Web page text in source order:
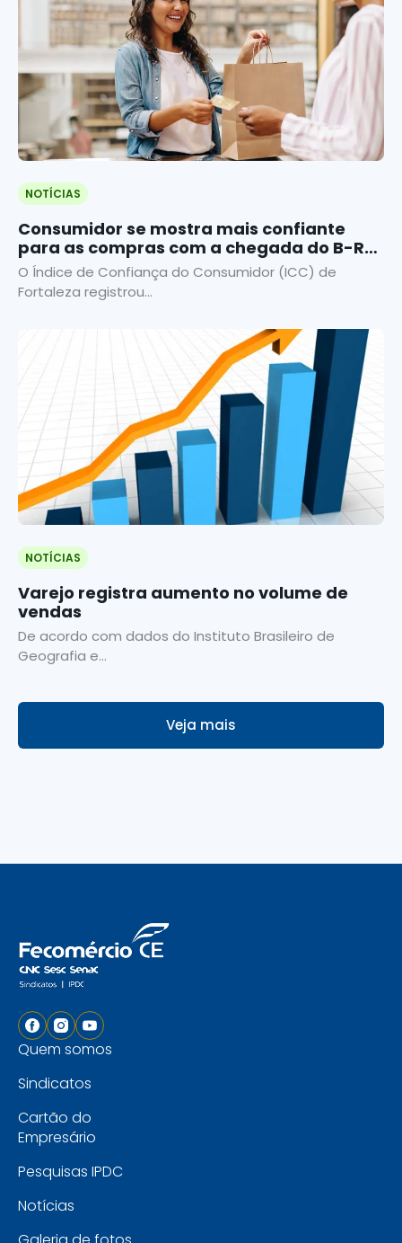
NOTÍCIAS
Consumidor se mostra mais confiante
para as compras com a chegada do B-R-
O Bró
O Índice de Confiança do Consumidor (ICC) de
Fortaleza registrou...
NOTÍCIAS
Varejo registra aumento no volume de
vendas
De acordo com dados do Instituto Brasileiro de
Geografia e...
Veja mais
Quem somos
Sindicatos
Cartão do
Empresário
Pesquisas IPDC
Notícias